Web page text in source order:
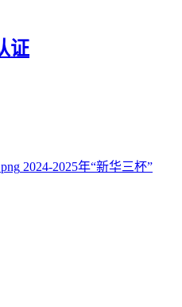
证
2024-2025年“新华三杯”